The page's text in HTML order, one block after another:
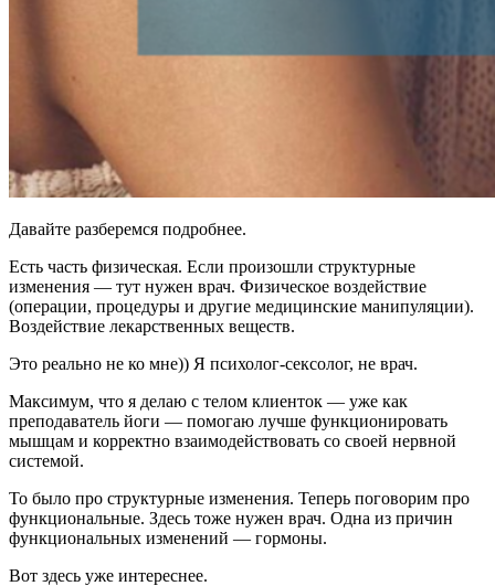
Давайте разберемся подробнее.
Есть часть физическая. Если произошли структурные
изменения — тут нужен врач. Физическое воздействие
(операции, процедуры и другие медицинские манипуляции).
Воздействие лекарственных веществ.
Это реально не ко мне)) Я психолог-сексолог, не врач.
Максимум, что я делаю с телом клиенток — уже как
преподаватель йоги — помогаю лучше функционировать
мышцам и корректно взаимодействовать со своей нервной
системой.
То было про структурные изменения. Теперь поговорим про
функциональные. Здесь тоже нужен врач. Одна из причин
функциональных изменений — гормоны.
Вот здесь уже интереснее.